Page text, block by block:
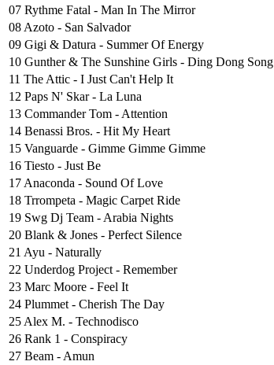
07 Rythme Fatal - Man In The Mirror
08 Azoto - San Salvador
09 Gigi & Datura - Summer Of Energy
10 Gunther & The Sunshine Girls - Ding Dong Song
11 The Attic - I Just Can't Help It
12 Paps N' Skar - La Luna
13 Commander Tom - Attention
14 Benassi Bros. - Hit My Heart
15 Vanguarde - Gimme Gimme Gimme
16 Tiesto - Just Be
17 Anaconda - Sound Of Love
18 Trrompeta - Magic Carpet Ride
19 Swg Dj Team - Arabia Nights
20 Blank & Jones - Perfect Silence
21 Ayu - Naturally
22 Underdog Project - Remember
23 Marc Moore - Feel It
24 Plummet - Cherish The Day
25 Alex M. - Technodisco
26 Rank 1 - Conspiracy
27 Beam - Amun